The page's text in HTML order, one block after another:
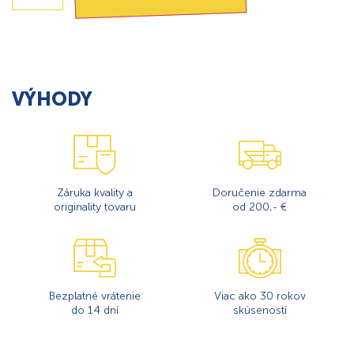
VÝHODY
Záruka kvality a
originality tovaru
Doručenie zdarma
od 200,- €
Bezplatné vrátenie
do 14 dní
Viac ako 30 rokov
skúseností